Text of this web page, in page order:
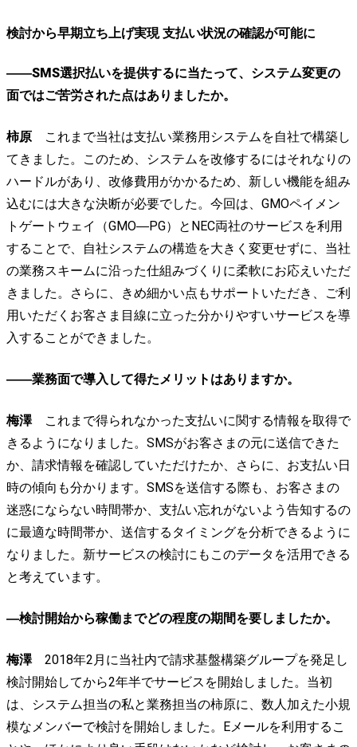
検討から早期立ち上げ実現 支払い状況の確認が可能に
――SMS選択払いを提供するに当たって、システム変更の
面ではご苦労された点はありましたか。
柿原 これまで当社は支払い業務用システムを自社で構築し
てきました。このため、システムを改修するにはそれなりの
ハードルがあり、改修費用がかかるため、新しい機能を組み
込むには大きな決断が必要でした。今回は、GMOペイメン
トゲートウェイ（GMO―PG）とNEC両社のサービスを利用
することで、自社システムの構造を大きく変更せずに、当社
の業務スキームに沿った仕組みづくりに柔軟にお応えいただ
きました。さらに、きめ細かい点もサポートいただき、ご利
用いただくお客さま目線に立った分かりやすいサービスを導
入することができました。
――業務面で導入して得たメリットはありますか。
梅澤これまで得られなかった支払いに関する情報を取得で
きるようになりました。SMSがお客さまの元に送信できた
か、請求情報を確認していただけたか、さらに、お支払い日
時の傾向も分かります。SMSを送信する際も、お客さまの
迷惑にならない時間帯か、支払い忘れがないよう告知するの
に最適な時間帯か、送信するタイミングを分析できるように
なりました。新サービスの検討にもこのデータを活用できる
と考えています。
―検討開始から稼働までどの程度の期間を要しましたか。
梅澤 2018年2月に当社内で請求基盤構築グループを発足し
検討開始してから2年半でサービスを開始しました。当初
は、システム担当の私と業務担当の柿原に、数人加えた小規
模なメンバーで検討を開始しました。Eメールを利用するこ